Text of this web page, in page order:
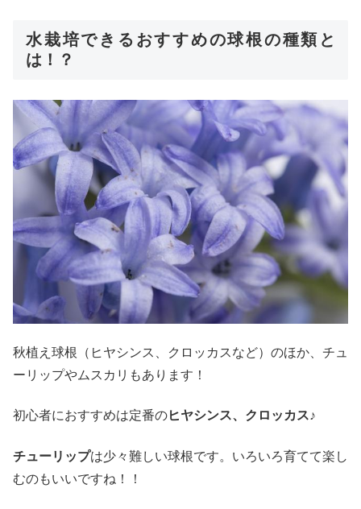
水栽培できるおすすめの球根の種類と
は！？
秋植え球根（ヒヤシンス、クロッカスなど）のほか、チュ
ーリップやムスカリもあります！
初心者におすすめは定番のヒヤシンス、クロッカス♪
チューリップは少々難しい球根です。いろいろ育てて楽し
むのもいいですね！！